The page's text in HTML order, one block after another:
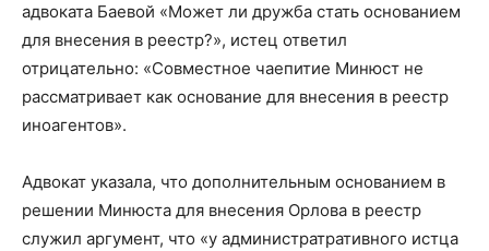
адвоката Баевой «Может ли дружба стать основанием
для внесения в реестр?», истец ответил
отрицательно: «Совместное чаепитие Минюст не
рассматривает как основание для внесения в реестр
иноагентов».
Адвокат указала, что дополнительным основанием в
решении Минюста для внесения Орлова в реестр
служил аргумент, что «у администратративного истца